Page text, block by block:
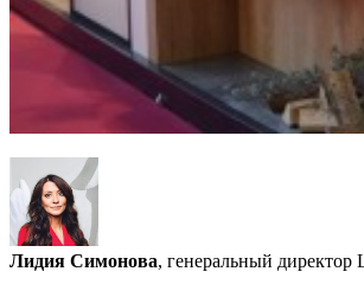
Лидия Симонова, генеральный директор